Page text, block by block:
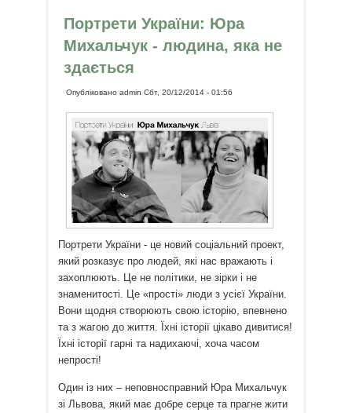
Портрети України: Юра
Михальчук - людина, яка не
здається
Опублікованоadmin Сбт, 20/12/2014 - 01:56
Портрети України - це новий соціальний проект,
який розказує про людей, які нас вражають і
захоплюють. Це не політики, не зірки і не
знаменитості. Це «прості» люди з усієї України.
Вони щодня створюють свою історію, впевнено
та з жагою до життя. Їхні історії цікаво дивитися!
Їхні історії гарні та надихаючі, хоча часом
непрості!
Один із них – неповносправний Юра Михальчук
зі Львова, який має добре серце та прагне жити